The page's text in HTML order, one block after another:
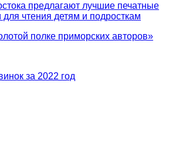
предлагают лучшие печатные
для чтения детям и подросткам
полке приморских авторов»
за 2022 год